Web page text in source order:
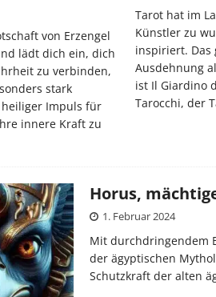
von Erzengel
lädt dich ein, dich
zu verbinden,
stark
Impuls für
innere Kraft zu
Tarot hat im
Künstler zu
inspiriert. Das
Ausdehnung
ist Il Giardino
Tarocchi, der
Horus,
1. Februar 2024
Mit durchdringendem
der ägyptischen
Schutzkraft der alten